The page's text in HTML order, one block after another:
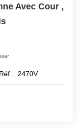
Avec Cour ,
Réf : 2470V